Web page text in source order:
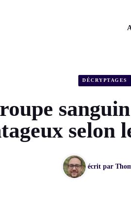
DÉCRYPTAGES
selon
écrit par